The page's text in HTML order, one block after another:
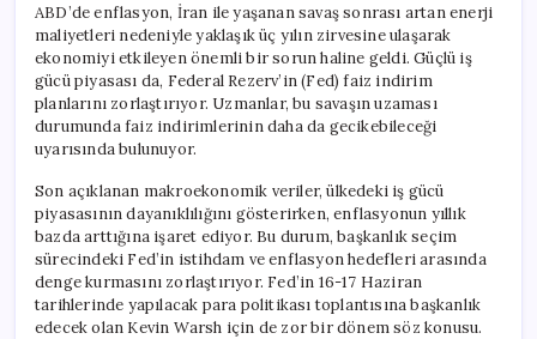
Zirvesine
Ulaştı!
Faiz
İndirimleri
Düştü
için
ABD’de enflasyon, İran ile yaşanan savaş sonrası artan enerji
maliyetleri nedeniyle yaklaşık üç yılın zirvesine ulaşarak
ekonomiyi etkileyen önemli bir sorun haline geldi. Güçlü iş
gücü piyasası da, Federal Rezerv’in (Fed) faiz indirim
planlarını zorlaştırıyor. Uzmanlar, bu savaşın uzaması
durumunda faiz indirimlerinin daha da gecikebileceği
uyarısında bulunuyor.
Son açıklanan makroekonomik veriler, ülkedeki iş gücü
piyasasının dayanıklılığını gösterirken, enflasyonun yıllık
bazda arttığına işaret ediyor. Bu durum, başkanlık seçim
sürecindeki Fed’in istihdam ve enflasyon hedefleri arasında
denge kurmasını zorlaştırıyor. Fed’in 16-17 Haziran
tarihlerinde yapılacak para politikası toplantısına başkanlık
edecek olan Kevin Warsh için de zor bir dönem söz konusu.